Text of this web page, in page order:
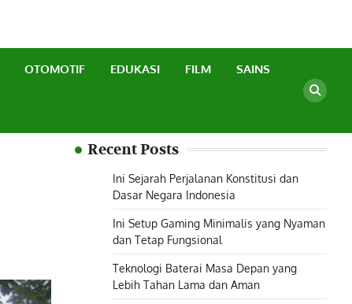
OTOMOTIF EDUKASI FILM SAINS
Recent Posts
Ini Sejarah Perjalanan Konstitusi dan
Dasar Negara Indonesia
Ini Setup Gaming Minimalis yang Nyaman
dan Tetap Fungsional
Teknologi Baterai Masa Depan yang
Lebih Tahan Lama dan Aman